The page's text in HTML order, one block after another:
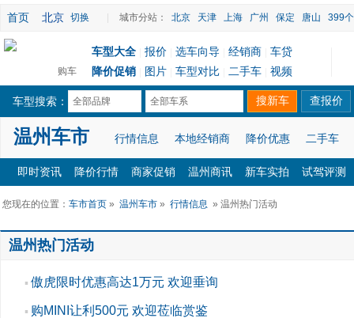
首页 北京 切换 城市分站： 北京 天津 上海 广州 保定 唐山 399
购车
车型大全 报价 选车向导 经销商
车贷
降价促销
图片 车型对比 二手车 视频
车型搜索： 全部品牌 全部车系
温州车市 行情信息 本地经销商 降价优惠 二手车
即时资讯 降价行情 商家促销 温州商讯 新车实拍 试驾评测
您现在的位置： 车市首页 » 温州车市 » 行情信息 » 温州热门活动
温州热门活动
▪ 傲虎限时优惠高达1万元 欢迎垂询
▪ 购MINI让利500元 欢迎莅临赏鉴